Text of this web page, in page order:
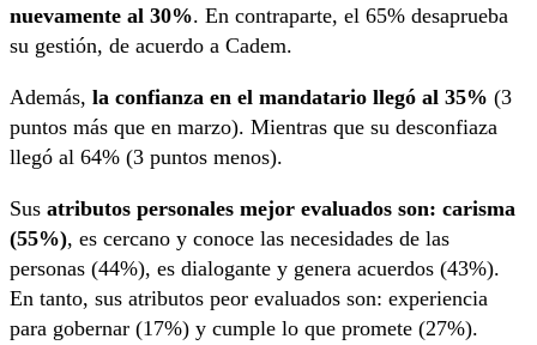
nuevamente al 30%. En contraparte, el 65% desaprueba
su gestión, de acuerdo a Cadem.
Además, la confianza en el mandatario llegó al 35% (3
puntos más que en marzo). Mientras que su desconfiaza
llegó al 64% (3 puntos menos).
Sus atributos personales mejor evaluados son: carisma
(55%), es cercano y conoce las necesidades de las
personas (44%), es dialogante y genera acuerdos (43%).
En tanto, sus atributos peor evaluados son: experiencia
para gobernar (17%) y cumple lo que promete (27%).